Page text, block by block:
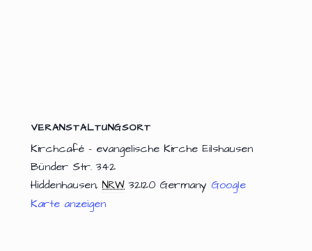
VERANSTALTUNGSORT
Kirchcafé – evangelische Kirche Eilshausen
Bünder Str. 342
Hiddenhausen, NRW 32120 Germany Google
Karte anzeigen